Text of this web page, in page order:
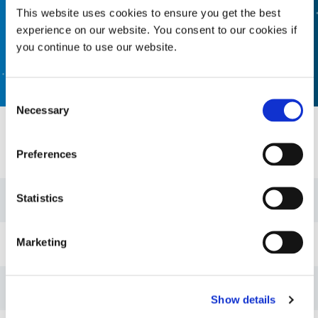
This website uses cookies to ensure you get the best
experience on our website. You consent to our cookies if
you continue to use our website.
Selection
Necessary
Preferences
Statistics
Marketing
Show details
RECHERCHE DE PRODUITS FORMULÉS
Ressources
Guide : Assemblage électronique (EN)
Guide : Assemblage électronique (Europe|EN)